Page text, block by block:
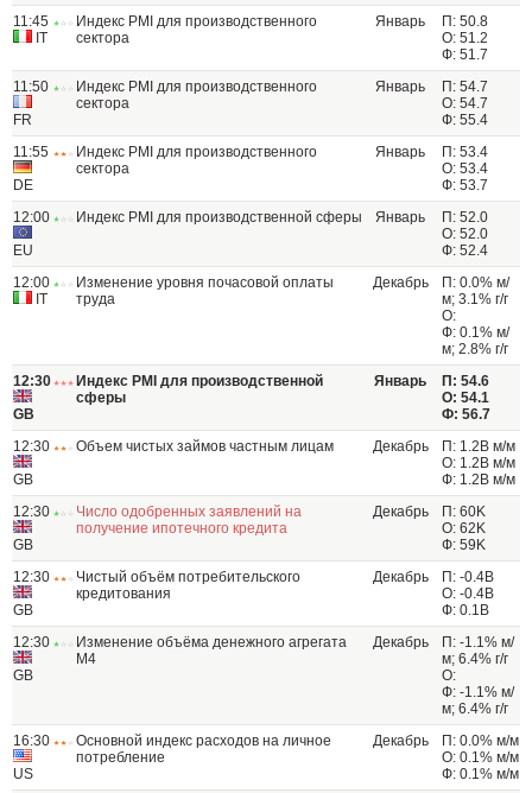
11:45
IT
Индекс PMI для производственного
сектора
Январь
П: 50.8
О: 51.2
Ф: 51.7
11:50
FR
Индекс PMI для производственного
сектора
Январь
П: 54.7
О: 54.7
Ф: 55.4
11:55
DE
Индекс PMI для производственного
сектора
Январь
П: 53.4
О: 53.4
Ф: 53.7
12:00
EU
Индекс PMI для производственной сферы Январь
П: 52.0
О: 52.0
Ф: 52.4
12:00
IT
Изменение уровня почасовой оплаты
труда
Декабрь
П: 0.0% м/
м; 3.1% г/г
О:
Ф: 0.1% м/
м; 2.8% г/г
12:30
GB
Индекс PMI для производственной
сферы
Январь
П: 54.6
О: 54.1
Ф: 56.7
12:30
GB
Объем чистых займов частным лицам Декабрь
П: 1.2B м/м
О: 1.2B м/м
Ф: 1.2B м/м
12:30
GB
Число одобренных заявлений на
получение ипотечного кредита
Декабрь
П: 60K
О: 62K
Ф: 59K
12:30
GB
Чистый объём потребительского
кредитования
Декабрь
П: -0.4B
О: -0.4B
Ф: 0.1B
12:30
GB
Изменение объёма денежного агрегата
M4
Декабрь
П: -1.1% м/
м; 6.4% г/г
О:
Ф: -1.1% м/
м; 6.4% г/г
16:30
US
Основной индекс расходов на личное
потребление
Декабрь
П: 0.0% м/м
О: 0.1% м/м
Ф: 0.1% м/м